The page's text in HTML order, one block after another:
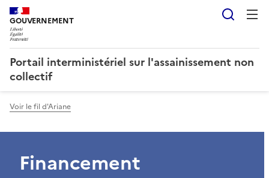
GOUVERNEMENT
Portail interministériel sur l'assainissement non
collectif
Voir le fil d'Ariane
Financement